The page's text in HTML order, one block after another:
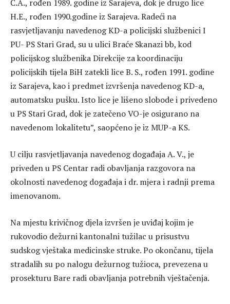
Ć.A., rođen 1989. godine iz Sarajeva, dok je drugo lice
H.E., rođen 1990.godine iz Sarajeva. Radeći na
rasvjetljavanju navedenog KD-a policijski službenici I
PU- PS Stari Grad, su u ulici Braće Skanazi bb, kod
policijskog službenika Direkcije za koordinaciju
policijskih tijela BiH zatekli lice B. S., rođen 1991. godine
iz Sarajeva, kao i predmet izvršenja navedenog KD-a,
automatsku pušku. Isto lice je lišeno slobode i privedeno
u PS Stari Grad, dok je zatečeno VO-je osigurano na
navedenom lokalitetu”, saopćeno je iz MUP-a KS.
U cilju rasvjetljavanja navedenog događaja A. V., je
priveden u PS Centar radi obavljanja razgovora na
okolnosti navedenog događaja i dr. mjera i radnji prema
imenovanom.
Na mjestu krivičnog djela izvršen je uviđaj kojim je
rukovodio dežurni kantonalni tužilac u prisustvu
sudskog vještaka medicinske struke. Po okončanu, tijela
stradalih su po nalogu dežurnog tužioca, prevezena u
prosekturu Bare radi obavljanja potrebnih vještačenja.